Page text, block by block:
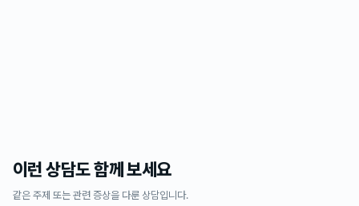
이런 상담도 함께 보세요
같은 주제 또는 관련 증상을 다룬 상담입니다.